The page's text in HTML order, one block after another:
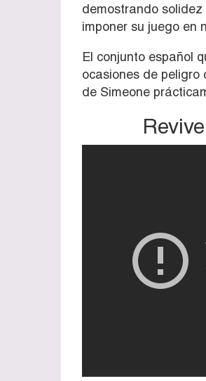
demostrando
imponer su juego en
El conjunto español
ocasiones de
de Simeone